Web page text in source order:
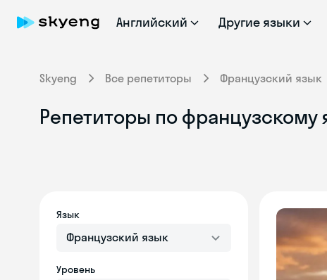
Английский Другие языки
Skyeng Все репетиторы Французский язык
Репетиторы по
Язык
Французский язык
Уровень